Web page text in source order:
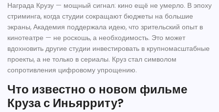
Награда Крузу — мощный сигнал: кино ещё не умерло. В эпоху
стриминга, когда студии сокращают бюджеты на большие
экраны, Академия поддержала идею, что зрительский опыт в
кинотеатре — не роскошь, а необходимость. Это может
вдохновить другие студии инвестировать в крупномасштабные
проекты, а не только в сериалы. Круз стал символом
сопротивления цифровому упрощению.
Что известно о новом фильме
Круза с Иньярриту?